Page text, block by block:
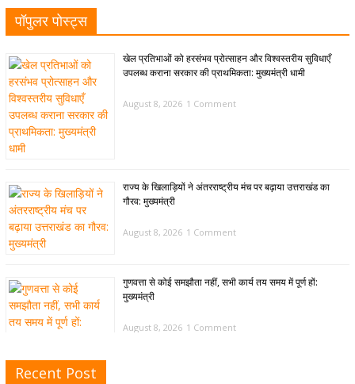
पॉपुलर पोस्ट्स
खेल प्रतिभाओं को हरसंभव प्रोत्साहन और विश्वस्तरीय सुविधाएँ
उपलब्ध कराना सरकार की प्राथमिकता: मुख्यमंत्री धामी
August 8, 2026 1 Comment
राज्य के खिलाड़ियों ने अंतरराष्ट्रीय मंच पर बढ़ाया उत्तराखंड का
गौरव: मुख्यमंत्री
August 8, 2026 1 Comment
गुणवत्ता से कोई समझौता नहीं, सभी कार्य तय समय में पूर्ण हों:
मुख्यमंत्री
August 8, 2026 1 Comment
Recent Post